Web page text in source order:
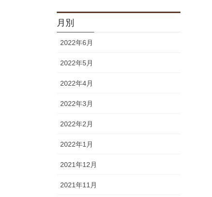
月別
2022年6月
2022年5月
2022年4月
2022年3月
2022年2月
2022年1月
2021年12月
2021年11月